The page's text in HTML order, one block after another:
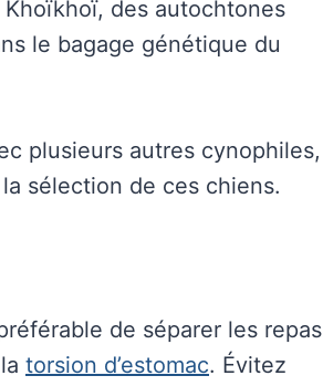
des autochtones
le bagage génétique du
plusieurs autres cynophiles,
sélection de ces chiens.
de séparer les repas
torsion d’estomac. Évitez